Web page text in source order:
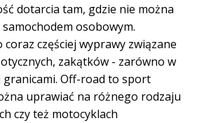
dotarcia tam, gdzie nie można
osobowym.
częściej wyprawy związane
zakątków - zarówno w
granicami. Off-road to sport
uprawiać na różnego rodzaju
czy też motocyklach